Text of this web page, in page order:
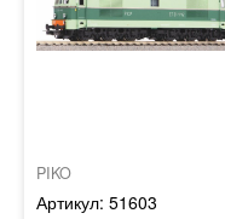
PIKO
51603